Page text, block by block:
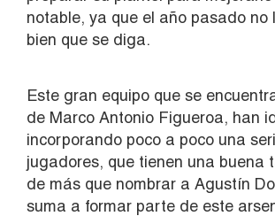
notable, ya que el año pasado
bien que se diga.
Este gran equipo que se
de Marco Antonio Figueroa, han
incorporando poco a poco una
jugadores, que tienen una buena
de más que nombrar a Agustín
suma a formar parte de este